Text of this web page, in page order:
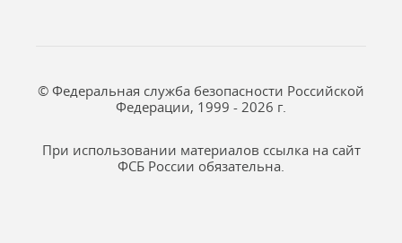
© Федеральная служба безопасности Российской
Федерации, 1999 - 2026 г.
При использовании материалов ссылка на сайт
ФСБ России обязательна.